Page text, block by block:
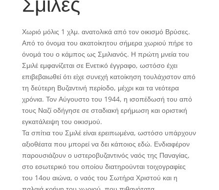
Χωριό μόλις 1 χλμ. ανατολικά από τον οικισμό Βρύσες.
Από το όνομα του ακατοίκητου σήμερα χωριού πήρε το
όνομά του ο κάμπος ως Σμιλιανός. Η πρώτη μνεία του
Σμιλέ εμφανίζεται σε Ενετικό έγγραφο, ωστόσο έχει
επιβεβαιωθεί ότι είχε συνεχή κατοίκηση τουλάχιστον από
τη δεύτερη Βυζαντινή περίοδο, μέχρι και τα νεότερα
χρόνια. Τον Αύγουστο του 1944, η ισοπέδωσή του από
τους Ναζί οδήγησε σε σταδιακή ερήμωση και οριστική
εγκατάλειψη του οικισμού.
Τα σπίτια του Σμιλέ είναι ερειπωμένα, ωστόσο υπάρχουν
αξιοθέατα που μπορεί να δει κάποιος εδώ. Ενδιαφέρον
παρουσιάζουν ο υστεροβυζαντινός ναός της Παναγίας,
στο εσωτερικό του οποίου διατηρούνται τοιχογραφίες
του 14ου αιώνα, ο ναός του Σωτήρα Χριστού και η